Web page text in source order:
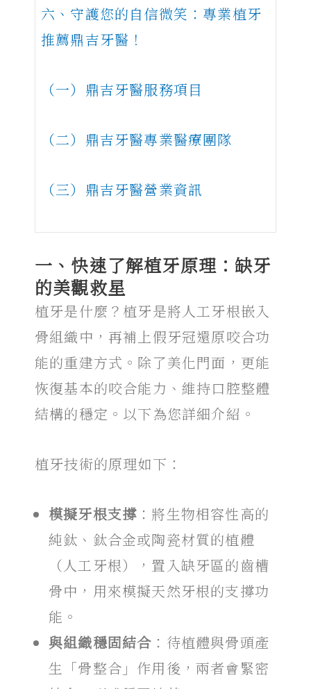
六、守護您的自信微笑：專業植牙
推薦鼎吉牙醫！
（一）鼎吉牙醫服務項目
（二）鼎吉牙醫專業醫療團隊
（三）鼎吉牙醫營業資訊
一、快速了解植牙原理：缺牙
的美觀救星
植牙是什麼 ？植牙是將人工牙根嵌入
骨組織中，再補上假牙冠還原咬合功
能的重建方式。除了美化門面，更能
恢復基本的咬合能力、維持口腔整體
結構的穩定。以下為您詳細介紹。
植牙技術的原理如下：
模擬牙根支撐 ：將生物相容性高的
純鈦、鈦合金或陶瓷材質的植體
（人工牙根），置入缺牙區的齒槽
骨中，用來模擬天然牙根的支撐功
能。
與組織穩固結合 ：待植體與骨頭產
生「骨整合」作用後，兩者會緊密